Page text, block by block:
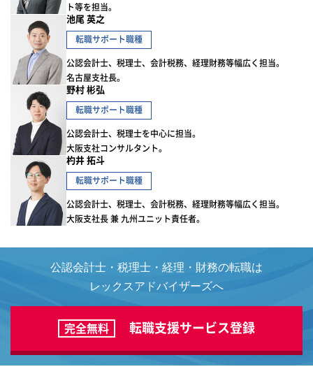
ト等を担当。
池尾 英之
転職サポート職種
公認会計士、税理士、会計税務、経理財務等幅広く担当。
名古屋支社長。
野村 彬弘
転職サポート職種
公認会計士、税理士を中心に担当。
大阪支社コンサルタント。
杓井 拓斗
転職サポート職種
公認会計士、税理士、会計税務、経理財務等幅広く担当。
大阪支社長 兼 九州ユニット責任者。
公認会計士・税理士・経理・財務の転職は
レックスアドバイザーズへ
完全無料 転職支援サービス登録